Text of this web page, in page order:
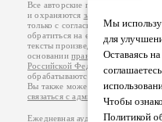
Мы
для
Оставаясь
Чтобы
Политикой
Все авторские права на
и охраняются законом
.
только с согласия его автора, к
обратиться на его авторской
тексты произведений авторы
основанииправил публикациии
Российской Федерации
обрабатываются на основании
Вы также можете посмотреть
связаться с администрацией
Ежедневная аудитория портала